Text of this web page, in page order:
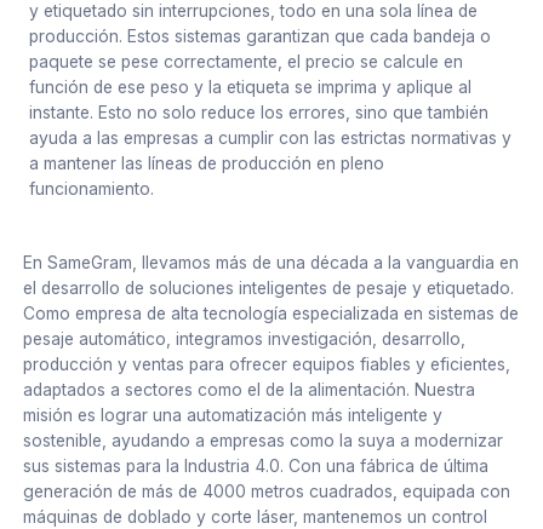
y etiquetado sin interrupciones, todo en una sola línea de
producción. Estos sistemas garantizan que cada bandeja o
paquete se pese correctamente, el precio se calcule en
función de ese peso y la etiqueta se imprima y aplique al
instante. Esto no solo reduce los errores, sino que también
ayuda a las empresas a cumplir con las estrictas normativas y
a mantener las líneas de producción en pleno
funcionamiento.
En SameGram, llevamos más de una década a la vanguardia en
el desarrollo de soluciones inteligentes de pesaje y etiquetado.
Como empresa de alta tecnología especializada en sistemas de
pesaje automático, integramos investigación, desarrollo,
producción y ventas para ofrecer equipos fiables y eficientes,
adaptados a sectores como el de la alimentación. Nuestra
misión es lograr una automatización más inteligente y
sostenible, ayudando a empresas como la suya a modernizar
sus sistemas para la Industria 4.0. Con una fábrica de última
generación de más de 4000 metros cuadrados, equipada con
máquinas de doblado y corte láser, mantenemos un control